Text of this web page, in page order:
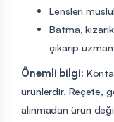
Lensleri
Batma,
çıkarıp
Önemli bilgi:
ürünlerdir. Reçete,
alınmadan ürün